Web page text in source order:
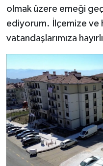
olmak üzere emeği
ediyorum. İlçemize ve
vatandaşlarımıza